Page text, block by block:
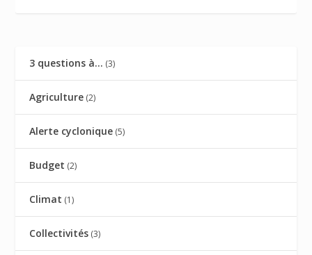
3 questions à… (3)
Agriculture (2)
Alerte cyclonique (5)
Budget (2)
Climat (1)
Collectivités (3)